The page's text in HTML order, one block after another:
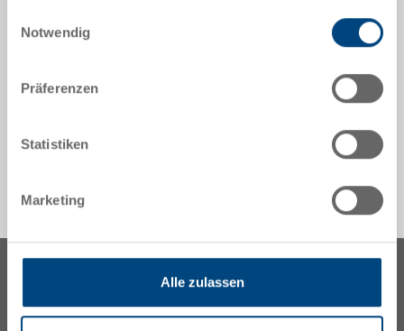
Notwendig
Präferenzen
Statistiken
Marketing
Alle zulassen
ab EUR 83,49